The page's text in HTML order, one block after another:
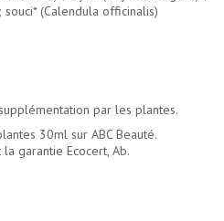
(Calendula officinalis)
par les plantes.
30ml sur ABC Beauté.
garantie Ecocert, Ab.